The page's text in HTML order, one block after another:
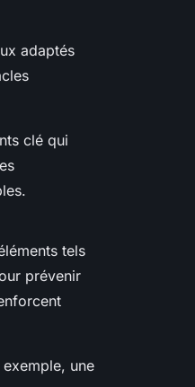
adaptés
clé qui
tels
prévenir
exemple, une